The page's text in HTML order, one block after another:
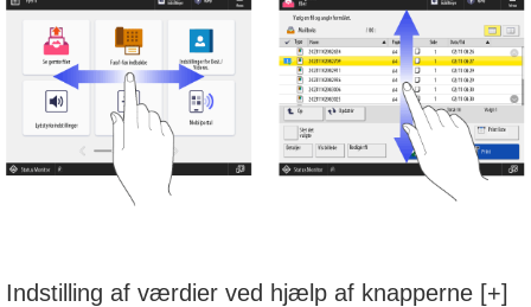
Indstilling af værdier ved hjælp af knapperne [+]